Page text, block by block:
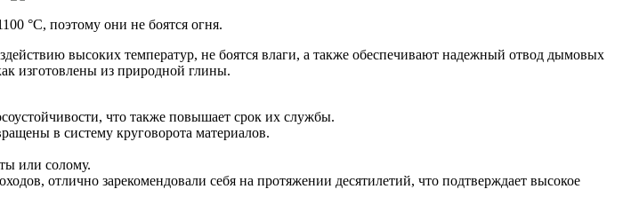
°C, поэтому они не боятся огня.
высоких температур, не боятся влаги, а также обеспечивают надежный отвод дымовых
изготовлены из природной глины.
что также повышает срок их службы.
в систему круговорота материалов.
или солому.
отлично зарекомендовали себя на протяжении десятилетий, что подтверждает высокое